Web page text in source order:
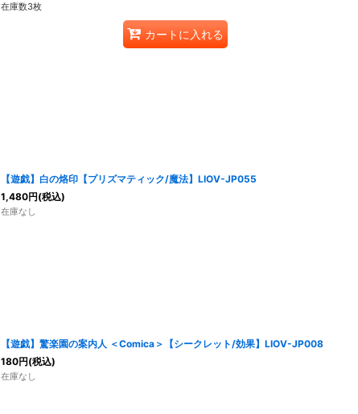
在庫数3枚
カートに入れる
【遊戯】白の烙印【プリズマティック/魔法】LIOV-JP055
1,480円(税込)
在庫なし
【遊戯】驚楽園の案内人 ＜Comica＞【シークレット/効果】LIOV-JP008
180円(税込)
在庫なし